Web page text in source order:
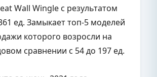
Wall Wingle с результатом
ед. Замыкает топ-5 моделей
которого возросли на
сравнении с 54 до 197 ед.